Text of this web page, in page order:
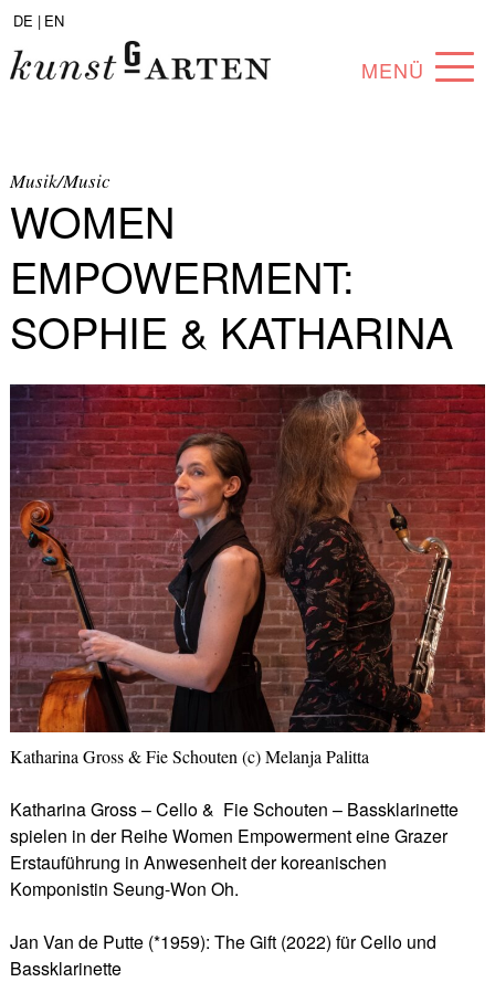
DE | EN
MENÜ
SAMMLUNG
KÜNSTLER*INNEN
PARTNER*INNEN
ANGEBOTE
Musik/Music
WOMEN
EMPOWERMENT:
SOPHIE & KATHARINA
Katharina Gross & Fie Schouten (c) Melanja Palitta
Katharina Gross – Cello & Fie Schouten – Bassklarinette
spielen in der Reihe Women Empowerment eine Grazer
Erstauführung in Anwesenheit der koreanischen
Komponistin Seung-Won Oh.
Jan Van de Putte (*1959): The Gift (2022) für Cello und
Bassklarinette